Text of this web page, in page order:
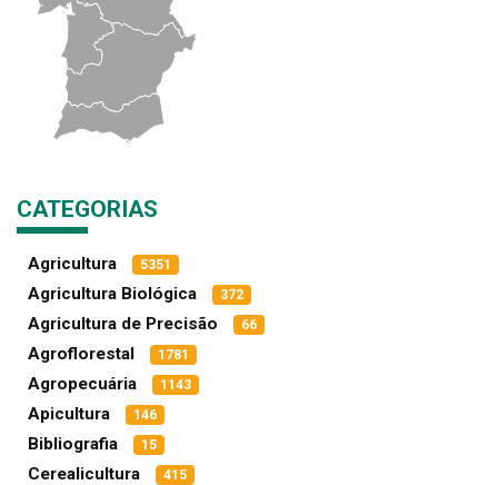
CATEGORIAS
Agricultura 5351
Agricultura Biológica 372
Agricultura de Precisão 66
Agroflorestal 1781
Agropecuária 1143
Apicultura 146
Bibliografia 15
Cerealicultura 415